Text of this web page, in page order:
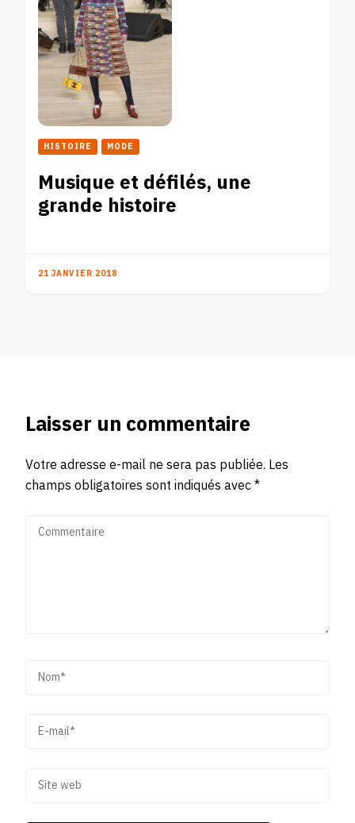
HISTOIRE MODE
Musique et défilés, une
grande histoire
21 JANVIER 2018
Laisser un commentaire
Votre adresse e-mail ne sera pas publiée. Les
champs obligatoires sont indiqués avec*